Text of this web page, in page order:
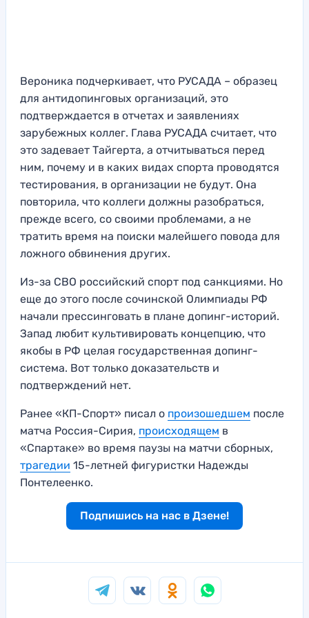
Вероника подчеркивает, что РУСАДА – образец
для антидопинговых организаций, это
подтверждается в отчетах и заявлениях
зарубежных коллег. Глава РУСАДА считает, что
это задевает Тайгерта, а отчитываться перед
ним, почему и в каких видах спорта проводятся
тестирования, в организации не будут. Она
повторила, что коллеги должны разобраться,
прежде всего, со своими проблемами, а не
тратить время на поиски малейшего повода для
ложного обвинения других.
Из-за СВО российский спорт под санкциями. Но
еще до этого после сочинской Олимпиады РФ
начали прессинговать в плане допинг-историй.
Запад любит культивировать концепцию, что
якобы в РФ целая государственная допинг-
система. Вот только доказательств и
подтверждений нет.
Ранее «КП-Спорт» писал о произошедшем после
матча Россия-Сирия, происходящем в
«Спартаке» во время паузы на матчи сборных,
трагедии 15-летней фигуристки Надежды
Понтелеенко.
Подпишись на нас в Дзене!